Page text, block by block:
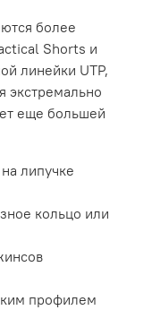
более
Shorts и
линейки UTP,
экстремально
еще большей
липучке
кольцо или
профилем